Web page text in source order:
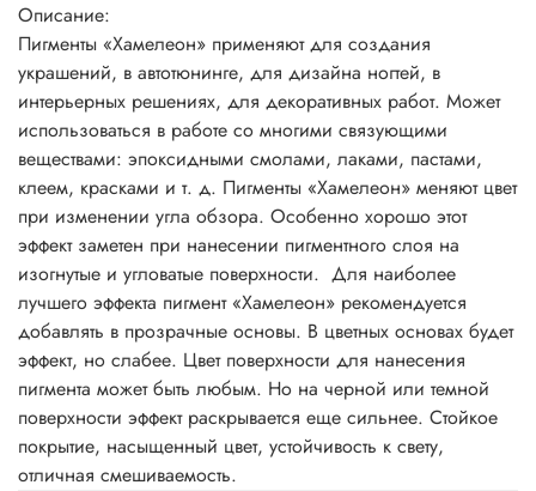
Описание:
Пигменты «Хамелеон» применяют для создания
украшений, в автотюнинге, для дизайна ногтей, в
интерьерных решениях, для декоративных работ. Может
использоваться в работе со многими связующими
веществами: эпоксидными смолами, лаками, пастами,
клеем, красками и т. д. Пигменты «Хамелеон» меняют цвет
при изменении угла обзора. Особенно хорошо этот
эффект заметен при нанесении пигментного слоя на
изогнутые и угловатые поверхности. Для наиболее
лучшего эффекта пигмент «Хамелеон» рекомендуется
добавлять в прозрачные основы. В цветных основах будет
эффект, но слабее. Цвет поверхности для нанесения
пигмента может быть любым. Но на черной или темной
поверхности эффект раскрывается еще сильнее. Стойкое
покрытие, насыщенный цвет, устойчивость к свету,
отличная смешиваемость.